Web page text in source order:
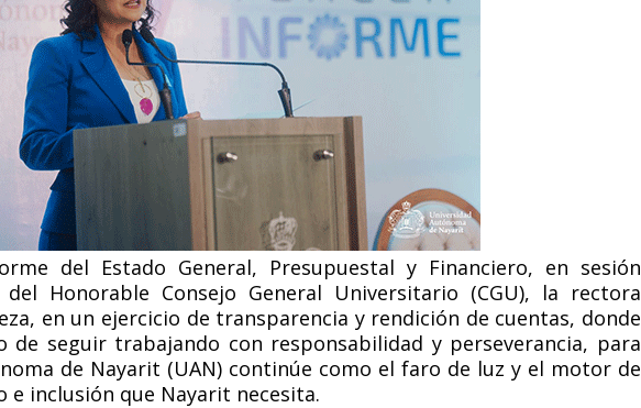
del Estado General, Presupuestal y Financiero, en sesión
Honorable Consejo General Universitario (CGU), la rectora
en un ejercicio de transparencia y rendición de cuentas, donde
de seguir trabajando con responsabilidad y perseverancia, para
de Nayarit (UAN) continúe como el faro de luz y el motor de
inclusión que Nayarit necesita.